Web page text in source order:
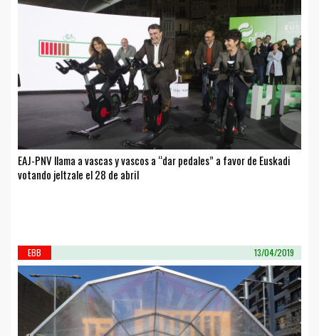
EAJ-PNV llama a vascas y vascos a “dar pedales” a favor de Euskadi
votando jeltzale el 28 de abril
EBB 13/04/2019